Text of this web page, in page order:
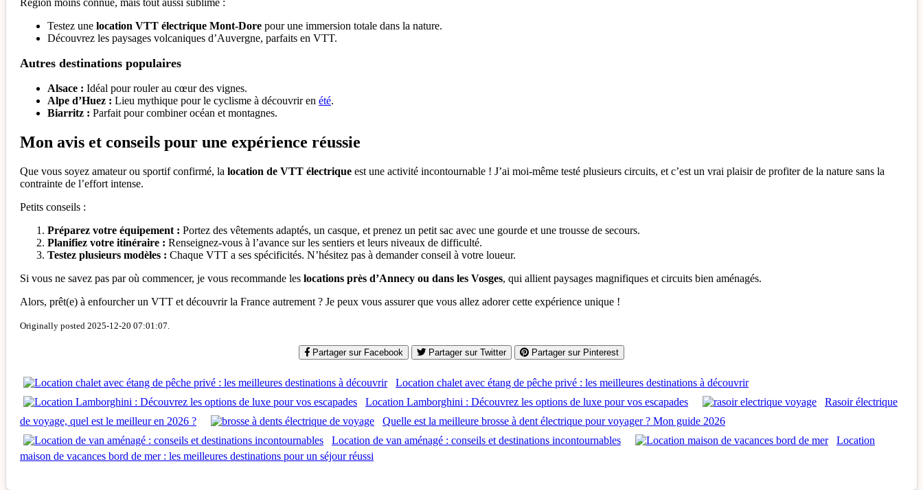
Région moins connue, mais tout aussi sublime :
Testez une location VTT électrique Mont-Dore pour une immersion totale dans la nature.
Découvrez les paysages volcaniques d’Auvergne, parfaits en VTT.
Autres destinations populaires
Alsace : Idéal pour rouler au cœur des vignes.
Alpe d’Huez : Lieu mythique pour le cyclisme à découvrir en été.
Biarritz : Parfait pour combiner océan et montagnes.
Mon avis et conseils pour une expérience réussie
Que vous soyez amateur ou sportif confirmé, la location de VTT électrique est une activité incontournable ! J’ai moi-même testé plusieurs circuits, et c’est un vrai plaisir de profiter de la nature sans la
contrainte de l’effort intense.
Petits conseils :
Préparez votre équipement : Portez des vêtements adaptés, un casque, et prenez un petit sac avec une gourde et une trousse de secours.
Planifiez votre itinéraire : Renseignez-vous à l’avance sur les sentiers et leurs niveaux de difficulté.
Testez plusieurs modèles : Chaque VTT a ses spécificités. N’hésitez pas à demander conseil à votre loueur.
Si vous ne savez pas par où commencer, je vous recommande les locations près d’Annecy ou dans les Vosges, qui allient paysages magnifiques et circuits bien aménagés.
Alors, prêt(e) à enfourcher un VTT et découvrir la France autrement ? Je peux vous assurer que vous allez adorer cette expérience unique !
Originally posted 2025-12-20 07:01:07.
Partager sur Facebook Partager sur Twitter Partager sur Pinterest
Location chalet avec étang de pêche privé : les meilleures destinations à découvrir
Location Lamborghini : Découvrez les options de luxe pour vos escapades
Rasoir électrique
de voyage, quel est le meilleur en 2026 ?
Quelle est la meilleure brosse à dent électrique pour voyager ? Mon guide 2026
Location de van aménagé : conseils et destinations incontournables
Location
maison de vacances bord de mer : les meilleures destinations pour un séjour réussi